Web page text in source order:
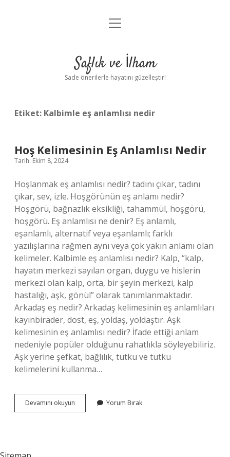
Anasayfa
Yasal Uyarı
menüyü
Saflık ve İlham
Sade önerilerle hayatını güzelleştir!
Etiket: Kalbimle eş anlamlısı nedir
Hoş Kelimesinin Eş Anlamlısı Nedir
Tarih: Ekim 8, 2024
Hoşlanmak eş anlamlısı nedir? tadını çıkar, tadını
çıkar, sev, izle. Hoşgörünün eş anlamı nedir?
Hoşgörü, bağnazlık eksikliği, tahammül, hoşgörü,
hoşgörü. Eş anlamlısı ne denir? Eş anlamlı,
eşanlamlı, alternatif veya eşanlamlı; farklı
yazılışlarına rağmen aynı veya çok yakın anlamı olan
kelimeler. Kalbimle eş anlamlısı nedir? Kalp, “kalp,
hayatın merkezi sayılan organ, duygu ve hislerin
merkezi olan kalp, orta, bir şeyin merkezi, kalp
hastalığı, aşk, gönül” olarak tanımlanmaktadır.
Arkadaş eş nedir? Arkadaş kelimesinin eş anlamlıları
kayınbirader, dost, eş, yoldaş, yoldaştır. Aşk
kelimesinin eş anlamlısı nedir? İfade ettiği anlam
nedeniyle popüler olduğunu rahatlıkla söyleyebiliriz.
Aşk yerine şefkat, bağlılık, tutku ve tutku
kelimelerini kullanma…
Devamını okuyun
Kelimesinin
Yorum Bırak